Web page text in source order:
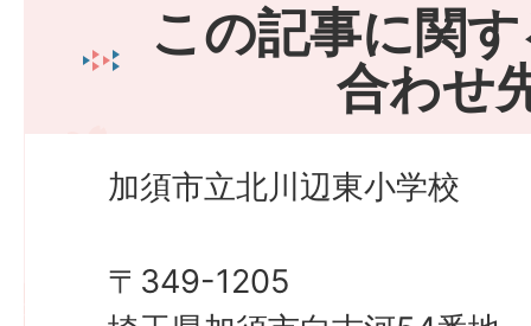
この記事に関
合わせ
加須市立北川辺東小学校
〒349-1205